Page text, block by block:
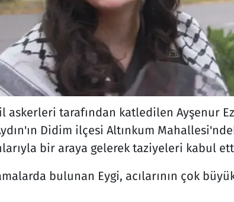
askerleri tarafından katledilen Ayşenur
Didim ilçesi Altınkum
bir araya gelerek taziyeleri kabul
bulunan Eygi, acılarının çok